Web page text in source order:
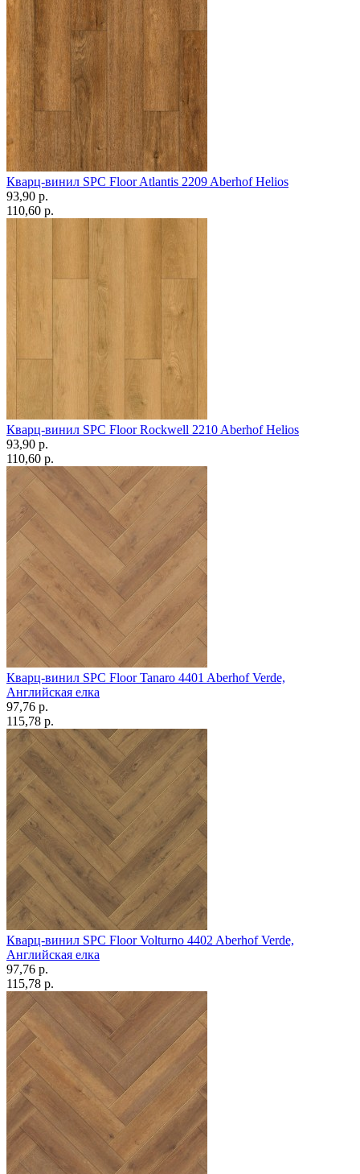
Кварц-винил SPC Floor Atlantis 2209 Aberhof Helios
93,90 p.
110,60 p.
Кварц-винил SPC Floor Rockwell 2210 Aberhof Helios
93,90 p.
110,60 p.
Кварц-винил SPC Floor Tanaro 4401 Aberhof Verde,
Английская елка
97,76 p.
115,78 p.
Кварц-винил SPC Floor Volturno 4402 Aberhof Verde,
Английская елка
97,76 p.
115,78 p.